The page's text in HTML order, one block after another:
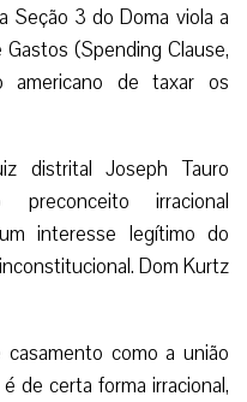
Seção 3 do Doma viola a
(Spending Clause,
de taxar os
distrital Joseph Tauro
irracional
interesse legítimo do
Dom Kurtz
como a união
de certa forma irracional,